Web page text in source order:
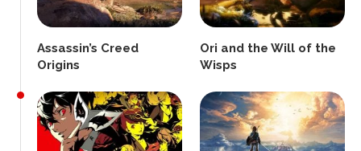
Assassin’s Creed
Origins
Ori and the Will of the
Wisps